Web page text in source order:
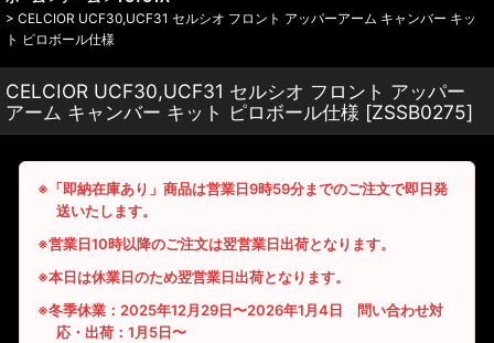
> CELCIOR UCF30,UCF31 セルシオ フロント アッパーアーム キャンバー キッ
ト ピロボール仕様
CELCIOR UCF30,UCF31 セルシオ フロント アッパー
アーム キャンバー キット ピロボール仕様 [ZSSB0275]
※「即納在庫あり」商品は営業日9時59分までのご注文で即日発
送いたします。
※営業日10時以降のご注文は翌営業日出荷となります。
※本日は休業日のため翌営業日出荷となります。
※冬季休業：2025年12月29日〜2026年1月4日 問い合わせ対
応・出荷：1月5日〜